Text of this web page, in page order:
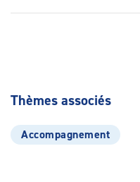
Thèmes associés
Accompagnement